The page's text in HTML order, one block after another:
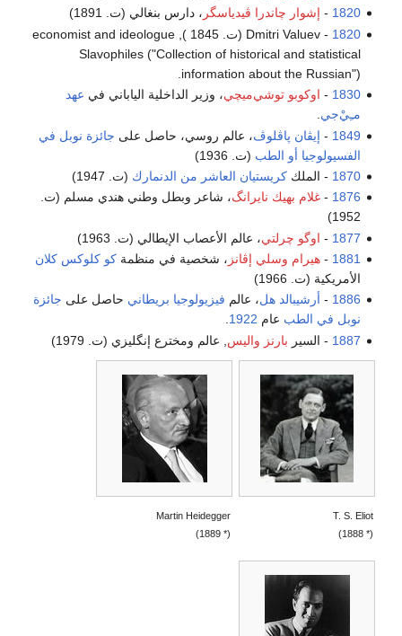
1820
- إشوار چاندرا ڤيدياسگر ، دارس بنغالي (ت. 1891)
1820
- Dmitri Valuev (ت. 1845 ), economist and ideologue
Slavophiles ("Collection of historical and statistical
information about the Russian").
1830
- اوكوبو توشي‌ميچي، وزير الداخلية الياباني في عهد
مـِيْ‌جي
1849
- إيڤان پاڤلوڤ، عالم روسي، حاصل على جائزة نوبل في
الفسيولوجيا أو الطب (ت. 1936)
1870 - الملككريستيان العاشر من الدنمارك (ت. 1947)
1876
-غلام بهيك نايرانگ، شاعر وبطل وطني هندي مسلم (ت.
1952)
1877
- اوگو چرلتي، عالم الأعصاب الإيطالي (ت. 1963)
1881
-هيرام وسلي إڤانز ، شخصية في منظمةكو كلوكس كلان
الأمريكية (ت. 1966)
1886
- أرشيبالد هل، عالم فيزيولوجيا بريطاني حاصل على جائزة
نوبل في الطب عام 1922
.
1887 - السير بارنز واليس , عالم ومخترع إنگليزي (ت. 1979)
T. S. Eliot
(* 1888)
Martin Heidegger
(* 1889)